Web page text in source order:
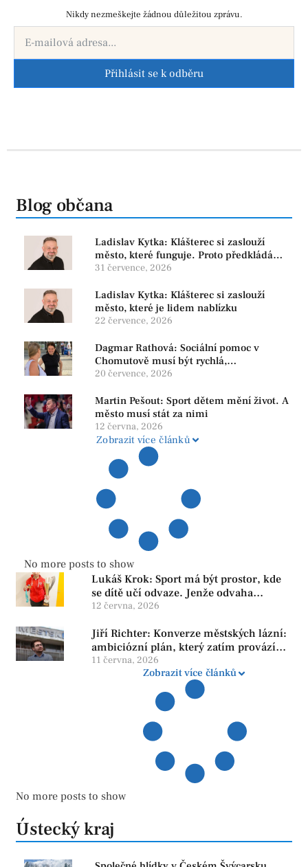
Nikdy nezmeškejte žádnou důležitou zprávu.
Přihlásit se k odběru
Blog občana
Ladislav Kytka: Klášterec si zaslouží
město, které funguje. Proto předkládáme
program, který řeší skutečné problémy
31 července, 2026
Ladislav Kytka: Klášterec si zaslouží
město, které je lidem nablízku
22 července, 2026
Dagmar Rathová: Sociální pomoc v
Chomutově musí být rychlá,
srozumitelná a férová. Ne udržovat lidi v
20 července, 2026
Martin Pešout: Sport dětem mění život. A
město musí stát za nimi
12 června, 2026
Zobrazit více článků
No more posts to show
Lukáš Krok: Sport má být prostor, kde
se dítě učí odvaze. Jenže odvaha
neroste tam, kde se bojí udělat chybu.
12 června, 2026
Jiří Richter: Konverze městských lázní:
ambiciózní plán, který zatím provází
více otazníků než jistot
11 června, 2026
Zobrazit více článků
No more posts to show
Ústecký kraj